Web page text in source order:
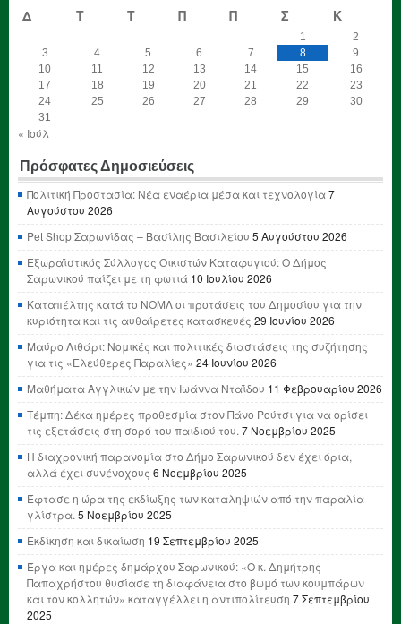
Δ
Τ Τ Π Π Σ Κ
1
2
3
4 5 6 7 8
9
10
11 12 13 14 15
16
17
18 19 20 21 22
23
24
25 26 27 28 29
30
31
« Ιούλ
Πρόσφατες Δημοσιεύσεις
Πολιτική Προστασία: Νέα εναέρια μέσα και τεχνολογία7
Αυγούστου 2026
Pet Shop Σαρωνίδας – Βασίλης Βασιλείου 5 Αυγούστου 2026
Εξωραϊστικός Σύλλογος Οικιστών Καταφυγιού: Ο Δήμος
Σαρωνικού παίζει με τη φωτιά 10 Ιουλίου 2026
Καταπέλτης κατά το ΝΟΜΛ οι προτάσεις του Δημοσίου για την
κυριότητα και τις αυθαίρετες κατασκευές 29 Ιουνίου 2026
Μαύρο Λιθάρι: Νομικές και πολιτικές διαστάσεις της συζήτησης
για τις «Ελεύθερες Παραλίες» 24 Ιουνίου 2026
Μαθήματα Αγγλικών με την Ιωάννα Νταΐδου 11 Φεβρουαρίου 2026
Τέμπη: Δέκα ημέρες προθεσμία στον Πάνο Ρούτσι για να ορίσει
τις εξετάσεις στη σορό του παιδιού του.7 Νοεμβρίου 2025
Η διαχρονική παρανομία στο Δήμο Σαρωνικού δεν έχει όρια,
αλλά έχει συνένοχους 6 Νοεμβρίου 2025
Έφτασε η ώρα της εκδίωξης των καταληψιών από την παραλία
γλίστρα.5 Νοεμβρίου 2025
Εκδίκηση και δικαίωση 19 Σεπτεμβρίου 2025
Έργα και ημέρες δημάρχου Σαρωνικού: «Ο κ. Δημήτρης
Παπαχρήστου θυσίασε τη διαφάνεια στο βωμό των κουμπάρων
και τον κολλητών» καταγγέλλει η αντιπολίτευση 7 Σεπτεμβρίου
2025